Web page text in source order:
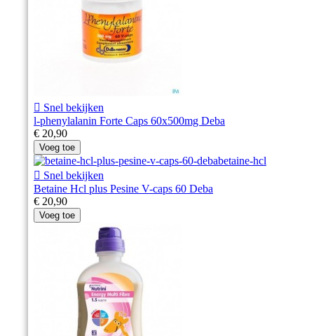
 Snel bekijken
l-phenylalanin Forte Caps 60x500mg Deba
€ 20,90
Voeg toe
 Snel bekijken
Betaine Hcl plus Pesine V-caps 60 Deba
€ 20,90
Voeg toe